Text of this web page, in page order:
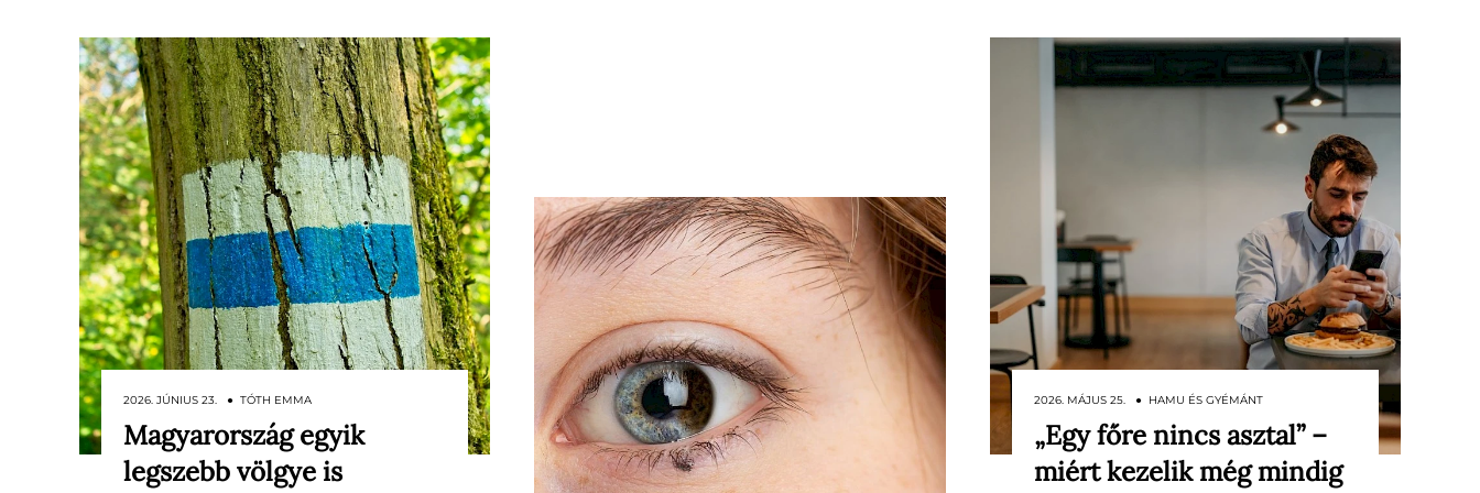
Változott az Országos Kéktúra egyik
észak-magyarországi útvonala. A
2026. JÚNIUS 23. ● TÓTH EMMA
Magyarország egyik
legszebb völgye is
Éttermekben egyedül étkezni
sokáig zavart pillantásokkal,
2026. MÁJUS 25. ● HAMU ÉS GYÉMÁNT
„Egy főre nincs asztal” –
miért kezelik még mindig